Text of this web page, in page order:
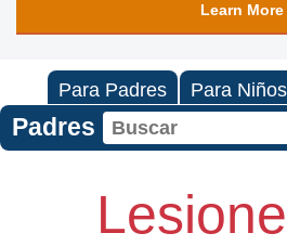
Learn More
Para Padres Para Niños
Padres